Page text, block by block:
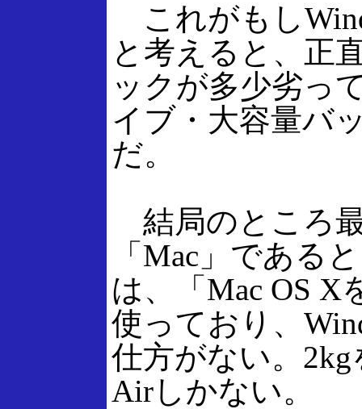
これがもし
と考えると、正
ックが多少劣っ
イブ・大容量バ
だ。
結局のところ
「Mac」である
は、「Mac OS X
使っており、
仕方がない。2kg
Airしかない。